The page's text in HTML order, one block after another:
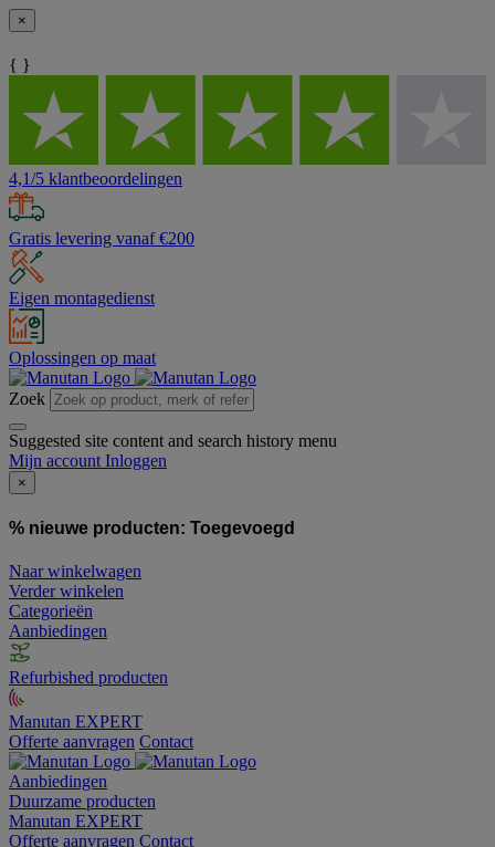
×
{ }
4,1/5 klantbeoordelingen
Gratis levering vanaf €200
Eigen montagedienst
Oplossingen op maat
Zoek
Suggested site content and search history menu
Mijn account Inloggen
×
% nieuwe producten: Toegevoegd
Naar winkelwagen
Verder winkelen
Categorieën
Aanbiedingen
Refurbished producten
Manutan EXPERT
Offerte aanvragen Contact
Aanbiedingen
Duurzame producten
Manutan EXPERT
Offerte aanvragen Contact